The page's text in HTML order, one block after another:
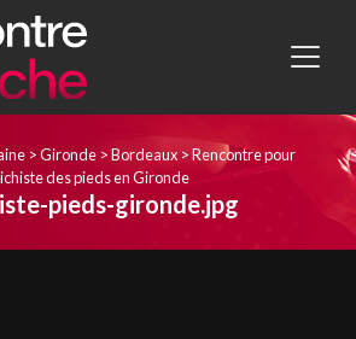
>Gironde>Bordeaux>Rencontre pour
des pieds en Gironde
pieds-gironde.jpg